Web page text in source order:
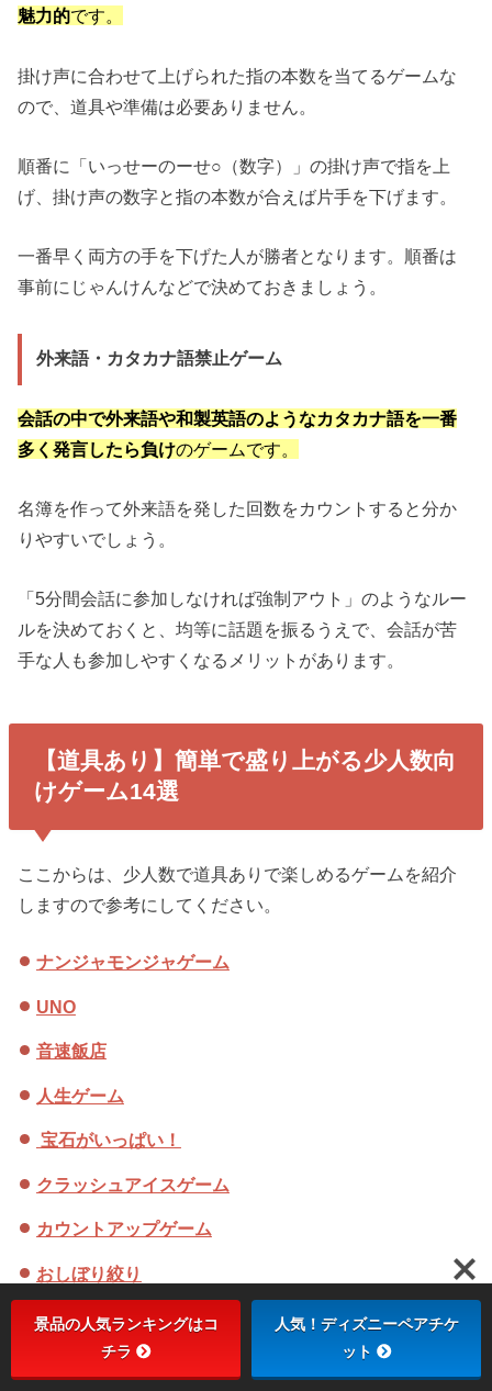
魅力的です。
掛け声に合わせて上げられた指の本数を当てるゲームな
ので、道具や準備は必要ありません。
順番に「いっせーのーせ○（数字）」の掛け声で指を上
げ、掛け声の数字と指の本数が合えば片手を下げます。
一番早く両方の手を下げた人が勝者となります。順番は
事前にじゃんけんなどで決めておきましょう。
外来語・カタカナ語禁止ゲーム
会話の中で外来語や和製英語のようなカタカナ語を一番
多く発言したら負けのゲームです。
名簿を作って外来語を発した回数をカウントすると分か
りやすいでしょう。
「5分間会話に参加しなければ強制アウト」のようなルー
ルを決めておくと、均等に話題を振るうえで、会話が苦
手な人も参加しやすくなるメリットがあります。
【道具あり】簡単で盛り上がる少人数向
けゲーム14選
ここからは、少人数で道具ありで楽しめるゲームを紹介
しますので参考にしてください。
ナンジャモンジャゲーム
UNO
音速飯店
人生ゲーム
宝石がいっぱい！
クラッシュアイスゲーム
カウントアップゲーム
おしぼり絞り
体内時計ゲーム
ロシアンルーレット
景品の人気ランキングはコ
チラ
人気！ディズニーペアチケ
ット